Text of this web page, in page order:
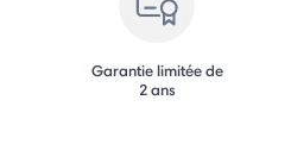
Garantie limitée de
2 ans